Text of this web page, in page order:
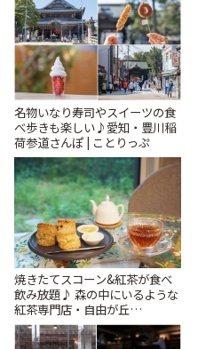
名物いなり寿司やスイーツの食
べ歩きも楽しい♪愛知・豊川稲
荷参道さんぽ | ことりっぷ
焼きたてスコーン&紅茶が食べ
飲み放題♪ 森の中にいるような
紅茶専門店・自由が丘
「YOTSUBA TEA」でのんびり
時間 | ことりっぷ